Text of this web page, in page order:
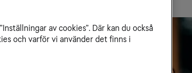
av cookies”. Där kan du också
och varför vi använder det finns i